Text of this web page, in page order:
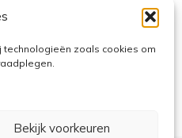
zoals cookies om
Bekijk voorkeuren